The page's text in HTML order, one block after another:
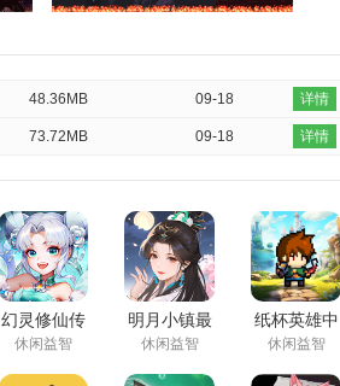
48.36MB 09-18 详情
73.72MB 09-18 详情
幻灵修仙传
鬼服折扣版
休闲益智
明月小镇最
新版
休闲益智
纸杯英雄中
文版
休闲益智